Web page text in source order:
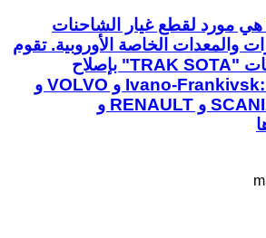
TRAK SOTA LLC هي مورد لقطع غيار الشاحنات
والمعدات الخاصة الأوروبية. تقوم
محطة تصليح الشاحنات "TRAK SOTA" بإصلاح
الشاحنات في Ivano-Frankivsk: DAF و VOLVO و
MAN و IVECO و SCANIA و RENAULT و